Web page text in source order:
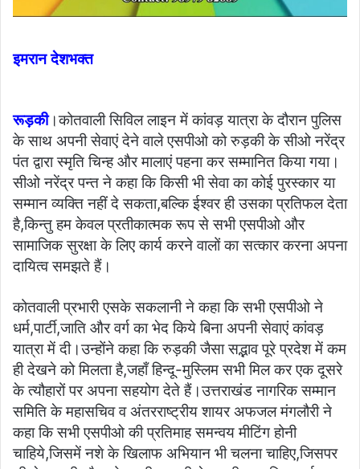
इमरान देशभक्त
रूड़की।कोतवाली सिविल लाइन में कांवड़ यात्रा के दौरान पुलिस
के साथ अपनी सेवाएं देने वाले एसपीओ को रुड़की के सीओ नरेंद्र
पंत द्वारा स्मृति चिन्ह और मालाएं पहना कर सम्मानित किया गया।
सीओ नरेंद्र पन्त ने कहा कि किसी भी सेवा का कोई पुरस्कार या
सम्मान व्यक्ति नहीं दे सकता,बल्कि ईश्वर ही उसका प्रतिफल देता
है,किन्तु हम केवल प्रतीकात्मक रूप से सभी एसपीओ और
सामाजिक सुरक्षा के लिए कार्य करने वालों का सत्कार करना अपना
दायित्व समझते हैं।
कोतवाली प्रभारी एसके सकलानी ने कहा कि सभी एसपीओ ने
धर्म,पार्टी,जाति और वर्ग का भेद किये बिना अपनी सेवाएं कांवड़
यात्रा में दी।उन्होंने कहा कि रुड़की जैसा सद्भाव पूरे प्रदेश में कम
ही देखने को मिलता है,जहाँ हिन्दू-मुस्लिम सभी मिल कर एक दूसरे
के त्यौहारों पर अपना सहयोग देते हैं।उत्तराखंड नागरिक सम्मान
समिति के महासचिव व अंतरराष्ट्रीय शायर अफजल मंगलौरी ने
कहा कि सभी एसपीओ की प्रतिमाह समन्वय मीटिंग होनी
चाहिये,जिसमें नशे के खिलाफ अभियान भी चलना चाहिए,जिसपर